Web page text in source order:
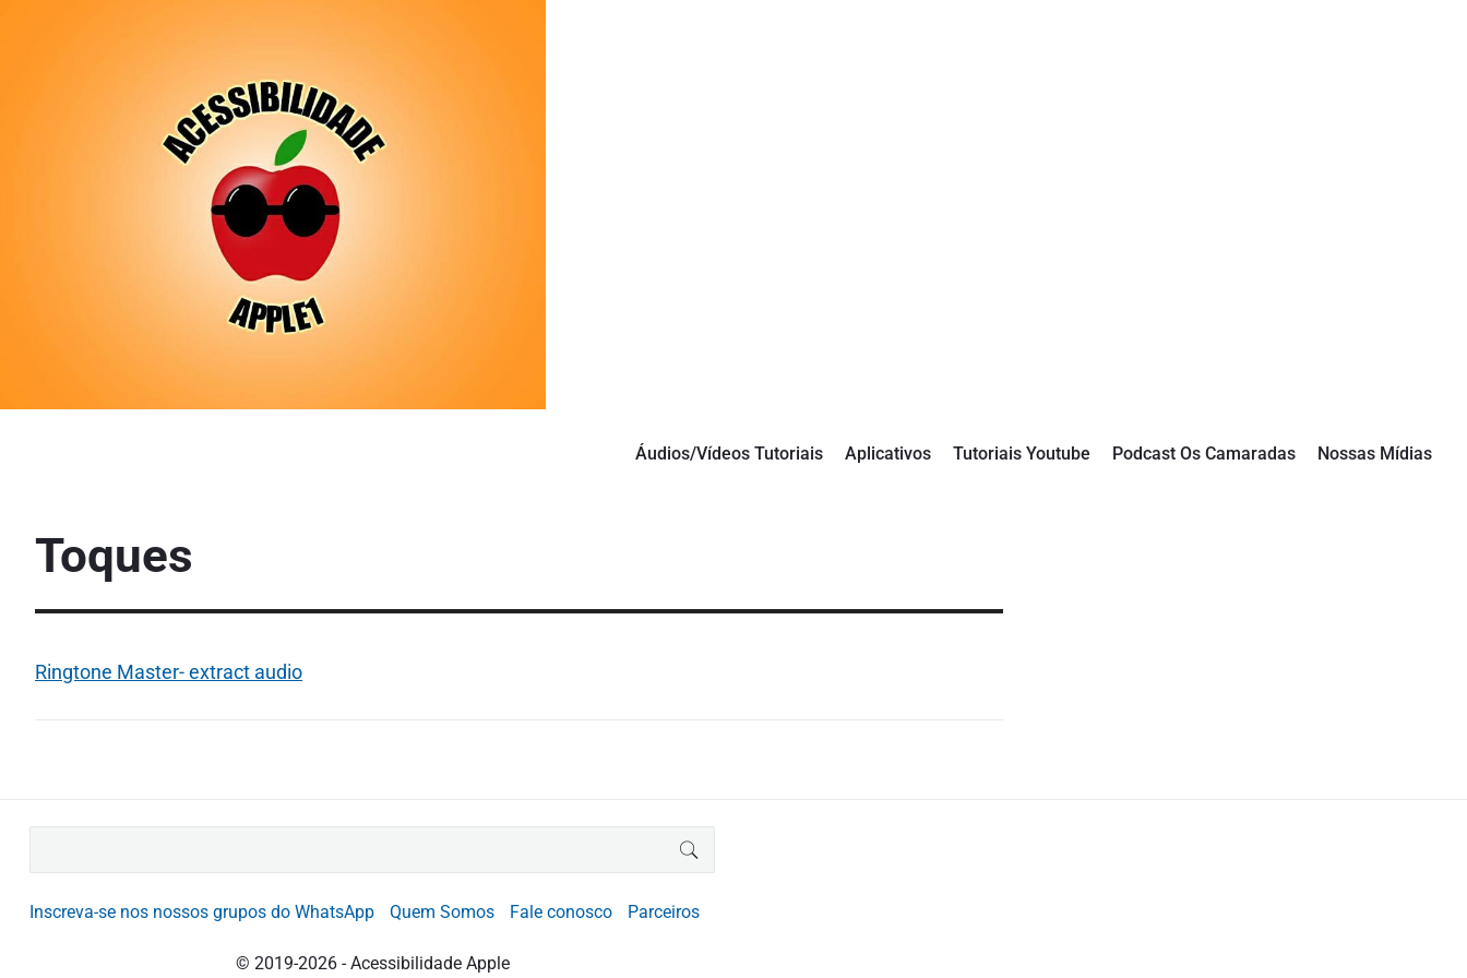
Áudios/Vídeos Tutoriais Aplicativos Tutoriais Youtube Podcast Os Camaradas Nossas Mídias
Toques
Ringtone Master- extract audio
c
BUSCAR
Inscreva-se nos nossos grupos do WhatsApp Quem Somos Fale conosco Parceiros
© 2019-2026 - Acessibilidade Apple